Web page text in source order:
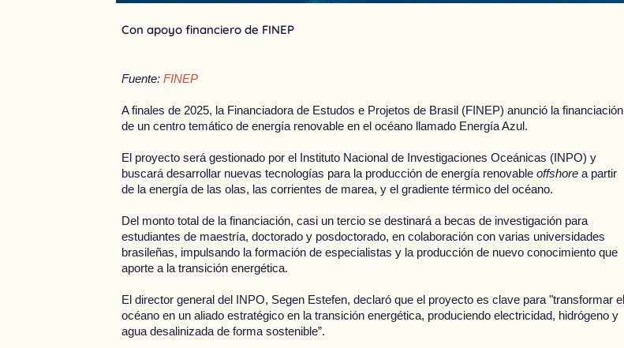
Con apoyo financiero de FINEP
Fuente:FINEP
A finales de 2025, la Financiadora de Estudos e Projetos de Brasil (FINEP) anunció la financiación
de un centro temático de energía renovable en el océano llamado Energía Azul.
El proyecto será gestionado por el Instituto Nacional de Investigaciones Oceánicas (INPO) y
buscará desarrollar nuevas tecnologías para la producción de energía renovableoffshorea partir
de la energía de las olas, las corrientes de marea, y el gradiente térmico del océano.
Del monto total de la financiación, casi un tercio se destinará a becas de investigación para
estudiantes de maestría, doctorado y posdoctorado, en colaboración con varias universidades
brasileñas, impulsando la formación de especialistas y la producción de nuevo conocimiento que
aporte a la transición energética.
El director general del INPO, Segen Estefen, declaró que el proyecto es clave para "transformar el
océano en un aliado estratégico en la transición energética, produciendo electricidad, hidrógeno y
agua desalinizada de forma sostenible”.